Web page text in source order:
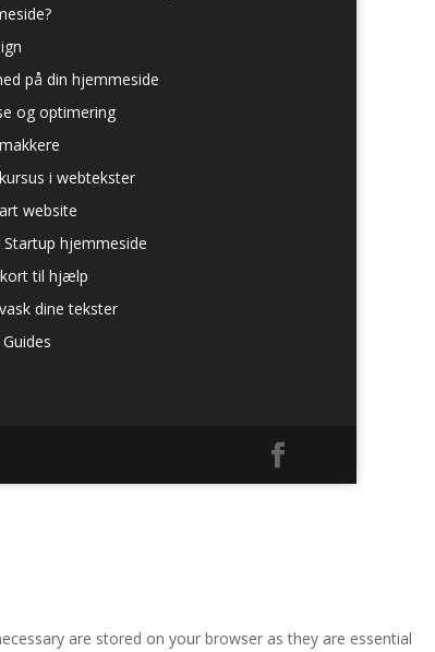
på din hjemmeside
og optimering
i webtekster
website
Startup hjemmeside
til hjælp
dine tekster
are stored on your browser as they are essential